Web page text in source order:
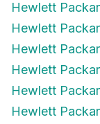
Hewlett
Hewlett
Hewlett
Hewlett
Hewlett
Hewlett